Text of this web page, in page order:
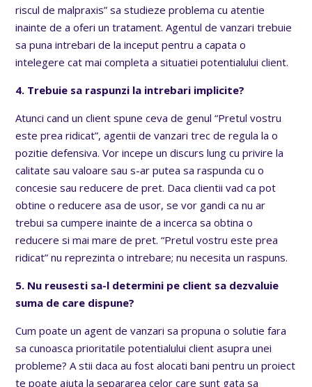
riscul de malpraxis” sa studieze problema cu atentie
inainte de a oferi un tratament. Agentul de vanzari trebuie
sa puna intrebari de la inceput pentru a capata o
intelegere cat mai completa a situatiei potentialului client.
4. Trebuie sa raspunzi la intrebari implicite?
Atunci cand un client spune ceva de genul “Pretul vostru
este prea ridicat”, agentii de vanzari trec de regula la o
pozitie defensiva. Vor incepe un discurs lung cu privire la
calitate sau valoare sau s-ar putea sa raspunda cu o
concesie sau reducere de pret. Daca clientii vad ca pot
obtine o reducere asa de usor, se vor gandi ca nu ar
trebui sa cumpere inainte de a incerca sa obtina o
reducere si mai mare de pret. “Pretul vostru este prea
ridicat” nu reprezinta o intrebare; nu necesita un raspuns.
5. Nu reusesti sa-l determini pe client sa dezvaluie
suma de care dispune?
Cum poate un agent de vanzari sa propuna o solutie fara
sa cunoasca prioritatile potentialului client asupra unei
probleme? A stii daca au fost alocati bani pentru un proiect
te poate ajuta la separarea celor care sunt gata sa